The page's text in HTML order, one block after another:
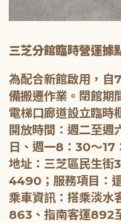
三芝分館臨時營運據
為配合新館啟用，自
備搬遷作業。閉館期
電梯口廊道設立臨時
開放時間：週二至
日、週一8：30～17
地址：三芝區民生
4490；服務項目：
乘車資訊：搭乘淡
863、指南客運892